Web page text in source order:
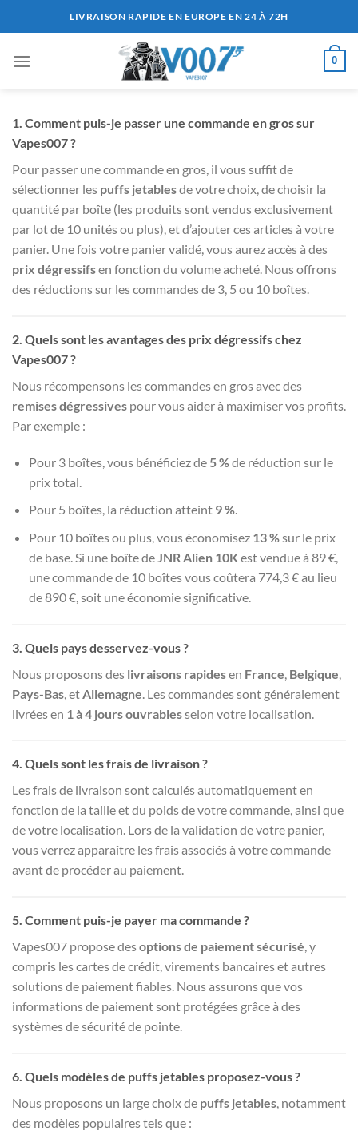
au
LIVRAISON RAPIDE EN EUROPE EN 24 À 72H
0
1. Comment puis-je passer une commande en gros sur
Vapes007 ?
Pour passer une commande en gros, il vous suffit de
sélectionner les puffs jetablesde votre choix, de choisir la
quantité par boîte (les produits sont vendus exclusivement
par lot de 10 unités ou plus), et d’ajouter ces articles à votre
panier. Une fois votre panier validé, vous aurez accès à des
prix dégressifsen fonction du volume acheté. Nous offrons
des réductions sur les commandes de 3, 5 ou 10 boîtes.
2. Quels sont les avantages des prix dégressifs chez
Vapes007 ?
Nous récompensons les commandes en gros avec des
remises dégressives pour vous aider à maximiser vos profits.
Par exemple :
Pour 3 boîtes, vous bénéficiez de 5 %de réduction sur le
prix total.
Pour 5 boîtes, la réduction atteint 9 %.
Pour 10 boîtes ou plus, vous économisez 13 %sur le prix
de base. Si une boîte de JNR Alien 10Kest vendue à 89 €,
une commande de 10 boîtes vous coûtera 774,3 € au lieu
de 890 €, soit une économie significative.
3. Quels pays desservez-vous ?
Nous proposons des livraisons rapidesen France Belgique
Pays-Bas , et Allemagne . Les commandes sont généralement
livrées en 1 à 4 jours ouvrablesselon votre localisation.
4. Quels sont les frais de livraison ?
Les frais de livraison sont calculés automatiquement en
fonction de la taille et du poids de votre commande, ainsi que
de votre localisation. Lors de la validation de votre panier,
vous verrez apparaître les frais associés à votre commande
avant de procéder au paiement.
5. Comment puis-je payer ma commande ?
Vapes007 propose desoptions de paiement sécurisé, y
compris les cartes de crédit, virements bancaires et autres
solutions de paiement fiables. Nous assurons que vos
informations de paiement sont protégées grâce à des
systèmes de sécurité de pointe.
6. Quels modèles de puffs jetables proposez-vous ?
Nous proposons un large choix de puffs jetables, notamment
des modèles populaires tels que :